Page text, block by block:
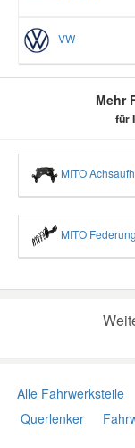
VW
Mehr
für
MITO
MITO Federung
Alle Fahrwerksteile
Querlenker